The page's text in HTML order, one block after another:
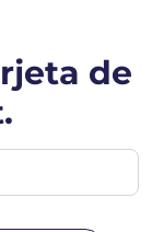
de